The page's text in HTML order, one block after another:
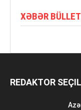
XƏBƏR
REDAKTOR